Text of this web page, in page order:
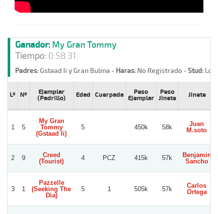
Ganador: My Gran Tommy
Tiempo: 0:58.31
Padres:Gstaad Ii y Gran Bulma - Haras: No Registrado -Stud: Lo
Lº Nº
Ejemplar
(Padrillo)
Edad Cuerpada
Peso
Ejemplar
Peso
Jinete
Jinete
1 5
My Gran
Tommy
(Gstaad Ii)
5 450k 58k
Juan
M.soto
2 9
Creed
(Tourist)
4 PCZ 415k 57k
Benjamin
Sancho
3 1
Pazzelle
(Seeking The
Dia)
5 1 505k 57k
Carlos
Ortega